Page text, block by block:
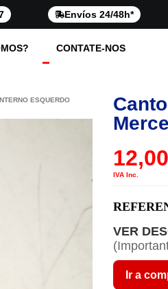
Envíos 24/48h*
CONTATE-NOS
ESQUERDO
12,00
IVA Inc.
VER
Ir a